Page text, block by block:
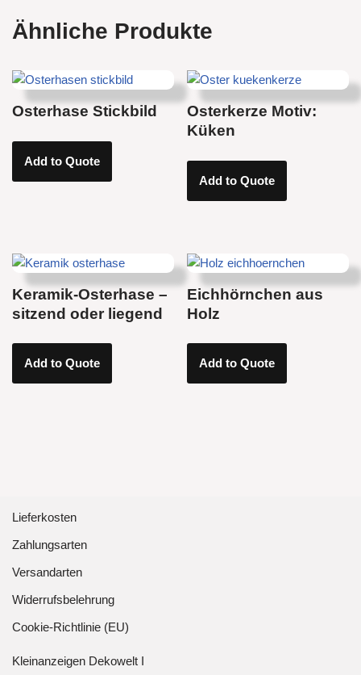
Ähnliche Produkte
Osterhase Stickbild
Add to Quote
Osterkerze Motiv:
Küken
Add to Quote
Keramik-Osterhase –
sitzend oder liegend
Add to Quote
Eichhörnchen aus
Holz
Add to Quote
Lieferkosten
Zahlungsarten
Versandarten
Widerrufsbelehrung
Cookie-Richtlinie (EU)
Kleinanzeigen Dekowelt I